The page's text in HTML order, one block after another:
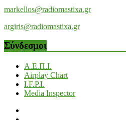
markellos@radiomastixa.gr
argiris@radiomastixa.gr
Σύνδεσμοι
Α.Ε.Π.Ι.
Airplay Chart
I.F.P.I.
Media Inspector